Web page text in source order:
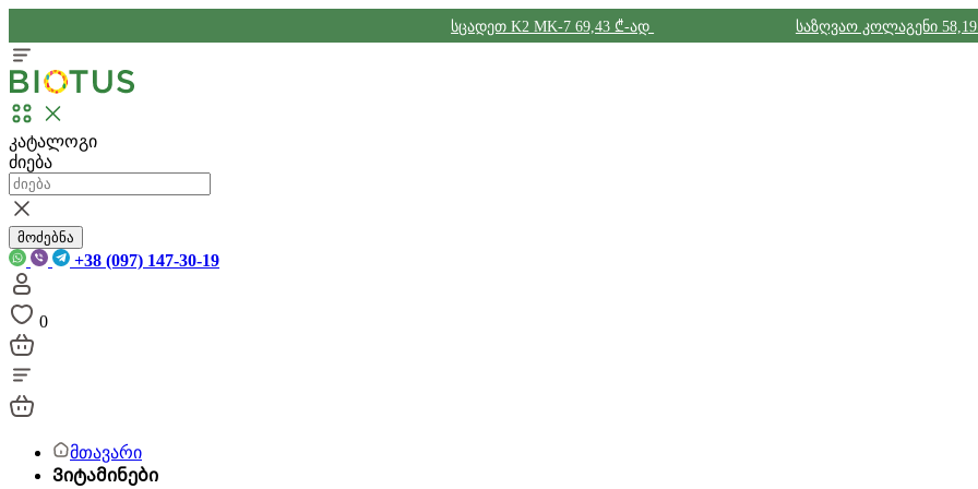
სცადეთ K2 MK-7 69,43 ₾-ად საზღვაო კოლაგენი
კატალოგი
ძიება
მოძებნა
+38 (097) 147-30-19
0
მთავარი
Ვიტამინები